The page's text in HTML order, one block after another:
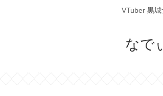
VTuber 黒城
なで